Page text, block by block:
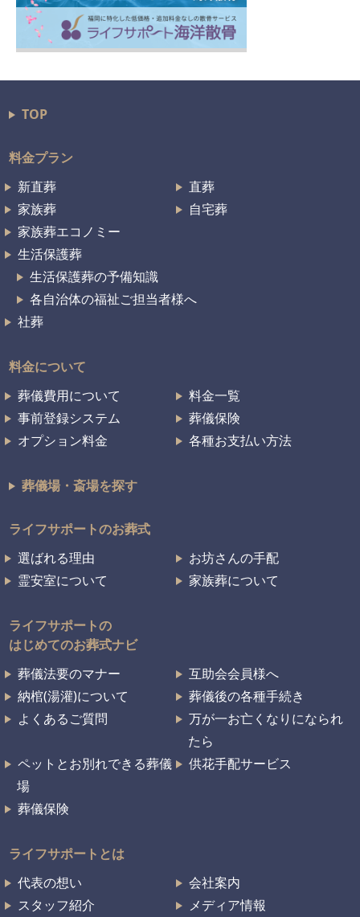
TOP
料金プラン
新直葬
直葬
家族葬
自宅葬
家族葬エコノミー
生活保護葬
生活保護葬の予備知識
各自治体の福祉ご担当者様へ
社葬
料金について
葬儀費用について
料金一覧
事前登録システム
葬儀保険
オプション料金
各種お支払い方法
葬儀場・斎場を探す
ライフサポートのお葬式
選ばれる理由
お坊さんの手配
霊安室について
家族葬について
ライフサポートの
はじめてのお葬式ナビ
葬儀法要のマナー
互助会会員様へ
納棺(湯灌)について
葬儀後の各種手続き
よくあるご質問
万が一お亡くなりになられ
たら
ペットとお別れできる葬儀
場
供花手配サービス
葬儀保険
ライフサポートとは
代表の想い
会社案内
スタッフ紹介
メディア情報